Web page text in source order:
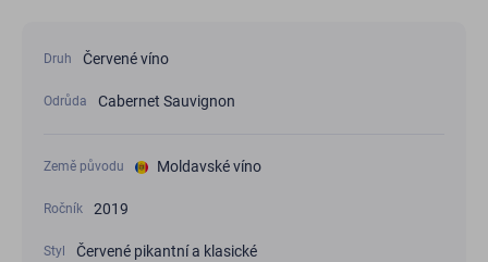
Druh Červené víno
Odrůda Cabernet Sauvignon
Země původu Moldavské víno
Ročník 2019
Styl Červené pikantní a klasické